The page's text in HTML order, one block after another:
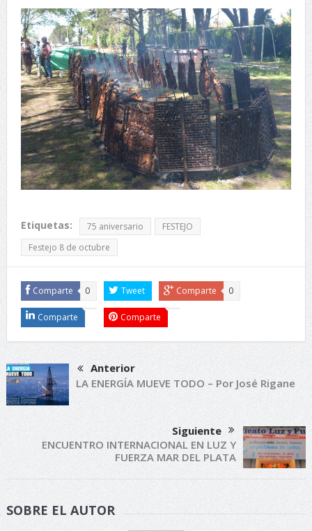
Etiquetas: 75 aniversario
FESTEJO
Festejo 8 de octubre
Comparte 0 Tweet Comparte 0
Comparte Comparte
Anterior
LA ENERGÍA MUEVE TODO – Por José Rigane
Siguiente
ENCUENTRO INTERNACIONAL EN LUZ Y
FUERZA MAR DEL PLATA
SOBRE EL AUTOR